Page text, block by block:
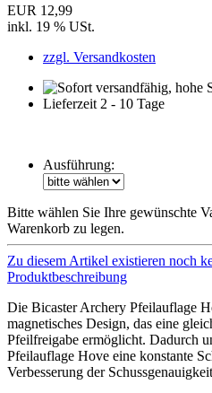
EUR 12,99
inkl. 19 % USt.
zzgl. Versandkosten
Lieferzeit 2 - 10 Tage
Ausführung:
Bitte wählen Sie Ihre gewünschte
Warenkorb zu legen.
Zu diesem Artikel existieren noch
Produktbeschreibung
Die Bicaster Archery Pfeilauflage
magnetisches Design, das eine
Pfeilfreigabe ermöglicht. Dadurch
Pfeilauflage Hove eine konstante
Verbesserung der